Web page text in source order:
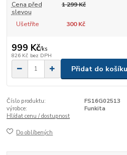
Cena před
slevou
1 299 Kč
Ušetříte 300 Kč
999 Kč/ks
826 Kč bez DPH
Přidat do košíku
Číslo produktu:
FS16G02513
výrobce:
Funkita
Hlídat cenu / dostupnost
Do oblíbených